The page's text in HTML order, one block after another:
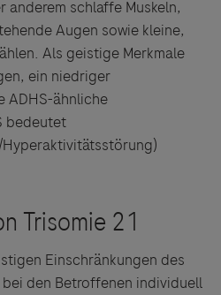
anderem schlaffe Muskeln,
Augen sowie kleine,
Als geistige Merkmale
ein niedriger
ADHS-ähnliche
bedeutet
Einschränkungen des
den Betroffenen individuell